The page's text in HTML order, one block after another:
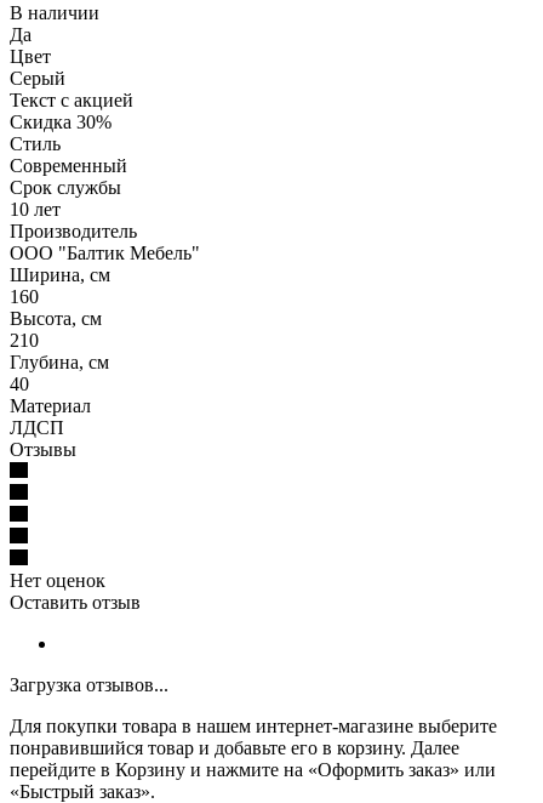
В наличии
Да
Цвет
Серый
Текст с акцией
Скидка 30%
Стиль
Современный
Срок службы
10 лет
Производитель
ООО "Балтик Мебель"
Ширина, см
160
Высота, см
210
Глубина, см
40
Материал
ЛДСП
Отзывы
Нет оценок
Оставить отзыв
Загрузка отзывов...
Для покупки товара в нашем интернет-магазине выберите
понравившийся товар и добавьте его в корзину. Далее
перейдите в Корзину и нажмите на «Оформить заказ» или
«Быстрый заказ».